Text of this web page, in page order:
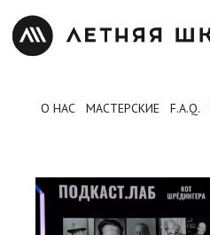
О НАС МАСТЕРСКИЕ F.A.Q.